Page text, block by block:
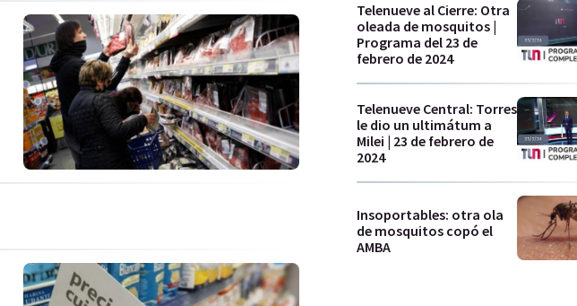
Telenueve al Cierre: Otra
oleada de mosquitos |
Programa del 23 de
febrero de 2024
Telenueve Central: Torres
le dio un ultimátum a
Milei | 23 de febrero de
2024
Insoportables: otra ola
de mosquitos copó el
AMBA